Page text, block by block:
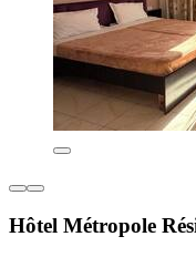
Hôtel Métropole